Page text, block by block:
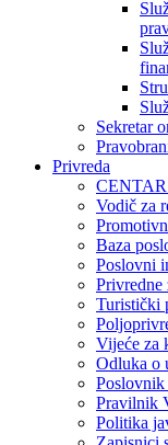
Sekretar
Privreda
Vodič za
Baza
Poslovni
Privredne
Turistički
Vijeće za
Odluka o
Poslovnik
Pravilnik
Politika